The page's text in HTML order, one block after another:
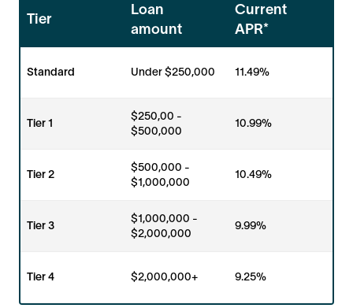
Tier
Loan
amount
Current
APR*
Standard Under $250,000 11.49%
Tier 1
$250,00 -
$500,000
10.99%
Tier 2
$500,000 -
$1,000,000
10.49%
Tier 3
$1,000,000 -
$2,000,000
9.99%
Tier 4 $2,000,000+ 9.25%